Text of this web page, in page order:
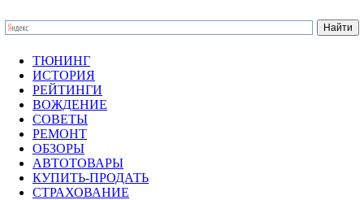
ТЮНИНГ
ИСТОРИЯ
РЕЙТИНГИ
ВОЖДЕНИЕ
СОВЕТЫ
РЕМОНТ
ОБЗОРЫ
АВТОТОВАРЫ
КУПИТЬ-ПРОДАТЬ
СТРАХОВАНИЕ